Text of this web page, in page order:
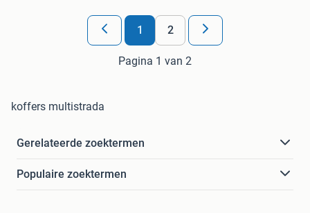
1 2
Pagina 1 van 2
koffers multistrada
Gerelateerde zoektermen
Populaire zoektermen